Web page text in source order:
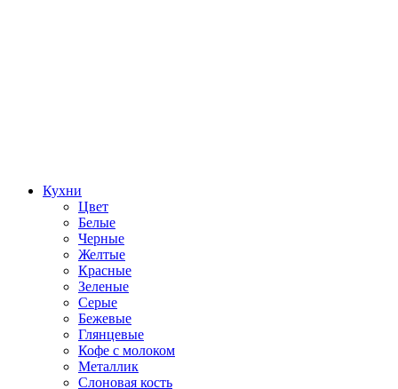
Кухни
Цвет
Белые
Черные
Желтые
Красные
Зеленые
Серые
Бежевые
Глянцевые
Кофе с молоком
Металлик
Слоновая кость